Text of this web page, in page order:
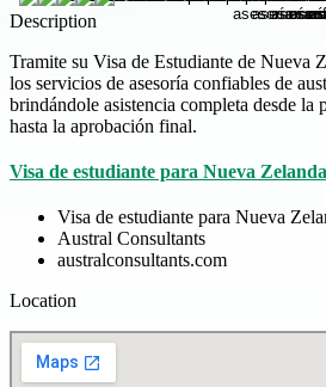
Description
Tramite su Visa de Estudiante de Nueva
los servicios de asesoría confiables de
brindándole asistencia completa desde la
hasta la aprobación final.
Visa de estudiante para Nueva
Visa de estudiante para Nueva
Austral Consultants
australconsultants.com
Location